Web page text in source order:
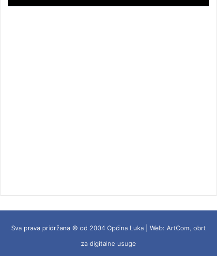
Sva prava pridržana © od 2004 Općina Luka | Web: ArtCom, obrt
za digitalne usuge